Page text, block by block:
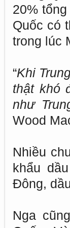
20%
Quốc có
trong lúc
“Khi
thật khó
như
Wood
Nhiều
khẩu
Đông,
Nga